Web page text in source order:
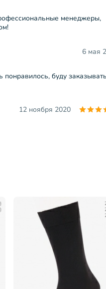
менеджеры,
6 мая
буду заказывать
12 ноября 2020